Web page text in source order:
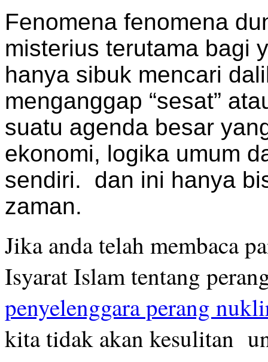
Fenomena fenomena
misterius terutama bagi
hanya sibuk mencari
menganggap “sesat”
suatu agenda besar
ekonomi, logika umum
sendiri. dan ini hanya
zaman.
Jika anda telah membaca
Isyarat Islam tentang
penyelenggara perang
kita tidak akan kesulitan